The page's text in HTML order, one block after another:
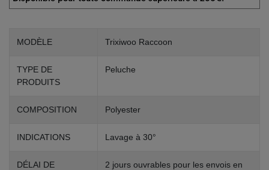
MODÈLE Trixiwoo Raccoon
TYPE DE
PRODUITS
Peluche
COMPOSITION Polyester
INDICATIONS Lavage à 30°
DÉLAI DE
2 jours ouvrables pour les envois en